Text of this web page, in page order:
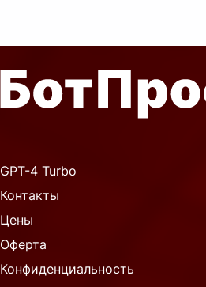
GPT-4 Turbo
Контакты
Цены
Оферта
Конфиденциальность